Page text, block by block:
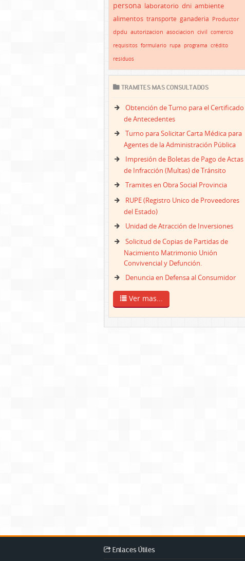
persona laboratorio dni ambiente
alimentos transporte ganaderia Productor
dpdu autorizacion asociacion civil comercio
requisitos formulario rupa programa crédito
residuos
TRAMITES MAS CONSULTADOS
Obtención de Turno para el Certificado
de Antecedentes
Turno para Solicitar Carta Médica para
Agentes de la Administración Pública
Impresión de Boletas de Pago de Actas
de Infracción (Multas) de Tránsito
Tramites en Obra Social Provincia
RUPE (Registro Unico de Proveedores
del Estado)
Unidad de Atracción de Inversiones
Solicitud de Copias de Partidas de
Nacimiento Matrimonio Unión
Convivencial y Defunción.
Denuncia en Defensa al Consumidor
Ver mas...
Enlaces Útiles